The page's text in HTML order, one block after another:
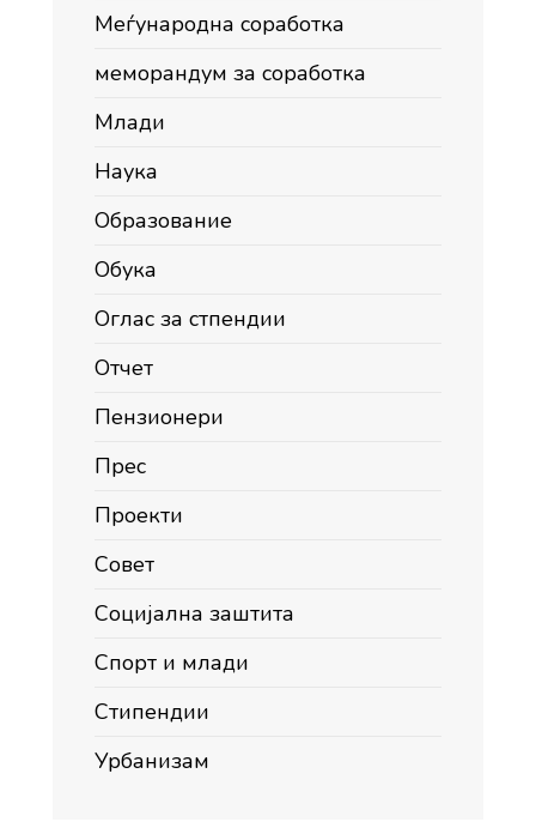
Меѓународна соработка
меморандум за соработка
Млади
Наука
Образование
Обука
Оглас за стпендии
Отчет
Пензионери
Прес
Проекти
Совет
Социјална заштита
Спорт и млади
Стипендии
Урбанизам